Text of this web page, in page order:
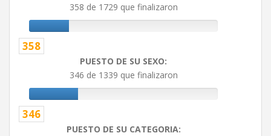
358 de 1729 que finalizaron
358
PUESTO DE SU SEXO:
346 de 1339 que finalizaron
346
PUESTO DE SU CATEGORIA: